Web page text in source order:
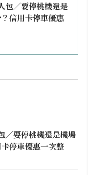
包／要停桃機還是
信用卡停車優惠
／要停桃機還是機場
停車優惠一次整